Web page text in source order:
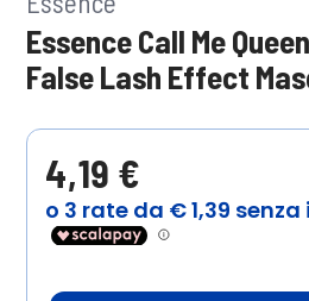
Essence Call Me
False Lash Effect
4,19 €